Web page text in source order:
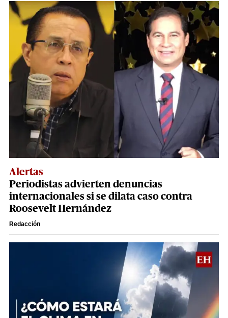
Alertas
Periodistas advierten denuncias
internacionales si se dilata caso contra
Roosevelt Hernández
Redacción